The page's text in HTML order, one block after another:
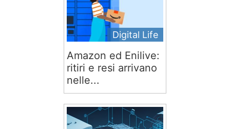
Digital Life
Amazon ed Enilive:
ritiri e resi arrivano
nelle...